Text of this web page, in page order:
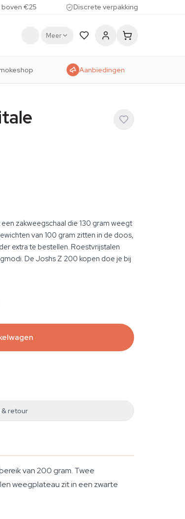
€25 Discrete verpakking
Meer
Aanbiedingen
zakweegschaal die 130 gram weegt
van 100 gram zitten in de doos,
extra te bestellen. Roestvrijstalen
De Joshs Z 200 kopen doe je bij
retour
van 200 gram. Twee
weegplateau zit in een zwarte